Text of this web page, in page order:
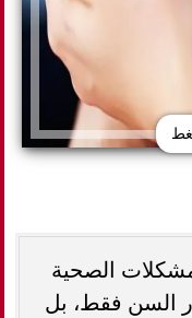
الصحية
السن فقط، بل